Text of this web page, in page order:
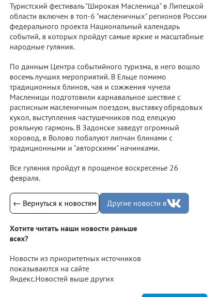
Туристский фестиваль "Широкая Масленица" в Липецкой
области включен в топ-6 "масленичных" регионов России
федерального проекта Национальный календарь
событий, в которых пройдут самые яркие и масштабные
народные гуляния.
По данным Центра событийного туризма, в него вошло
восемь лучших мероприятий. В Ельце помимо
традиционных блинов, чая и сожжения чучела
Масленицы подготовили карнавальное шествие с
расписным масленичным поездом, выставку обрядовых
кукол, выступления частушечников под елецкую
рояльную гармонь. В Задонске заведут огромный
хоровод, в Волово побалуют липчан блинами с
традиционными и "авторскими" начинками.
Все гуляния пройдут в прощеное воскресенье 26
февраля.
← Вернуться к новостям Другие новости в
Хотите читать наши новости раньше
всех?
Новости из приоритетных источников
показываются на сайте
Яндекс.Новостей выше других